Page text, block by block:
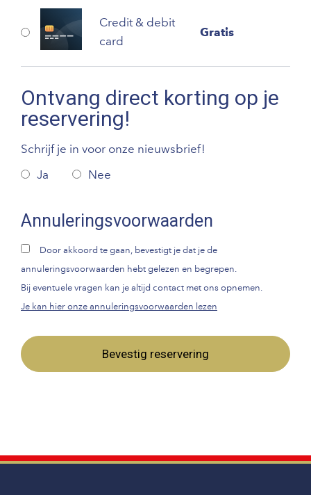
Credit & debit
card
Gratis
Ontvang direct korting op je
reservering!
Schrijf je in voor onze nieuwsbrief!
Ja
Nee
Annuleringsvoorwaarden
Door akkoord te gaan, bevestigt je dat je de
annuleringsvoorwaarden hebt gelezen en begrepen.
Bij eventuele vragen kan je altijd contact met ons opnemen.
Je kan hier onze annuleringsvoorwaarden lezen
Bevestig reservering